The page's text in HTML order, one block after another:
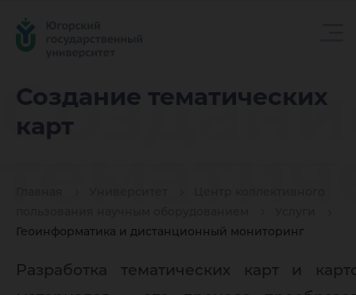
Создание тематических
карт
Геоинформатика и дистанционный мониторинг
карт
Разработка тематических карт и